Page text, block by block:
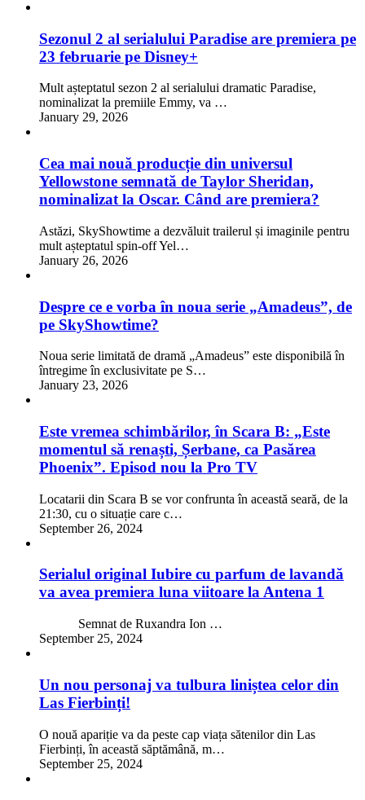
Sezonul 2 al serialului Paradise are premiera pe
23 februarie pe Disney+
Mult așteptatul sezon 2 al serialului dramatic Paradise,
nominalizat la premiile Emmy, va …
January 29, 2026
Cea mai nouă producție din universul
Yellowstone semnată de Taylor Sheridan,
nominalizat la Oscar. Când are premiera?
Astăzi, SkyShowtime a dezvăluit trailerul și imaginile pentru
mult așteptatul spin-off Yel…
January 26, 2026
Despre ce e vorba în noua serie „Amadeus”, de
pe SkyShowtime?
Noua serie limitată de dramă „Amadeus” este disponibilă în
întregime în exclusivitate pe S…
January 23, 2026
Este vremea schimbărilor, în Scara B: „Este
momentul să renaști, Șerbane, ca Pasărea
Phoenix”. Episod nou la Pro TV
Locatarii din Scara B se vor confrunta în această seară, de la
21:30, cu o situație care c…
September 26, 2024
Serialul original Iubire cu parfum de lavandă
va avea premiera luna viitoare la Antena 1
Semnat de Ruxandra Ion …
September 25, 2024
Un nou personaj va tulbura liniștea celor din
Las Fierbinți!
O nouă apariție va da peste cap viața sătenilor din Las
Fierbinți, în această săptămână, m…
September 25, 2024